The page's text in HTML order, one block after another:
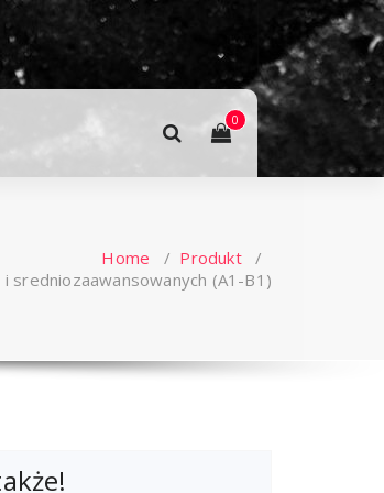
0
Home / Produkt/
sredniozaawansowanych (A1-B1)